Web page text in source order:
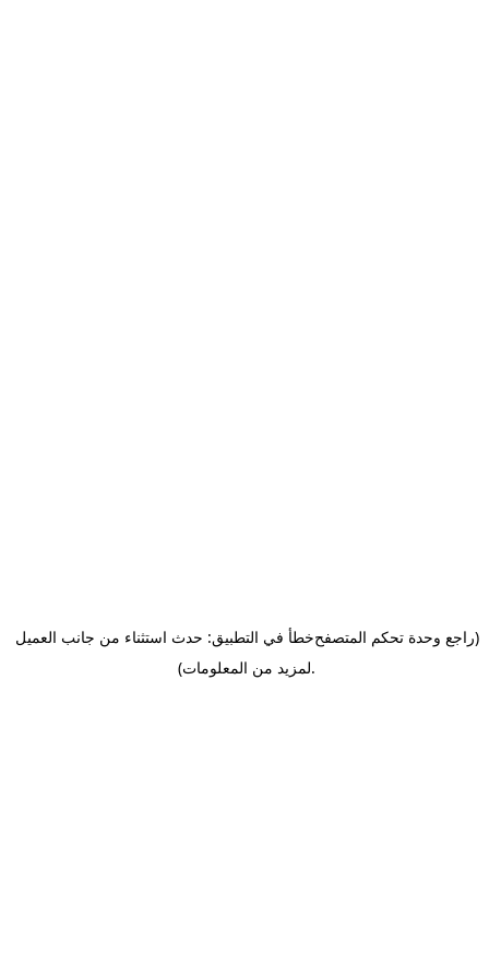
خطأ في التطبيق: حدث استثناء من جانب العميل(راجع وحدة تحكم المتصفح
لمزيد من المعلومات).